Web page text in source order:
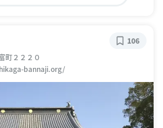
町２２２０
bannaji.org/
106